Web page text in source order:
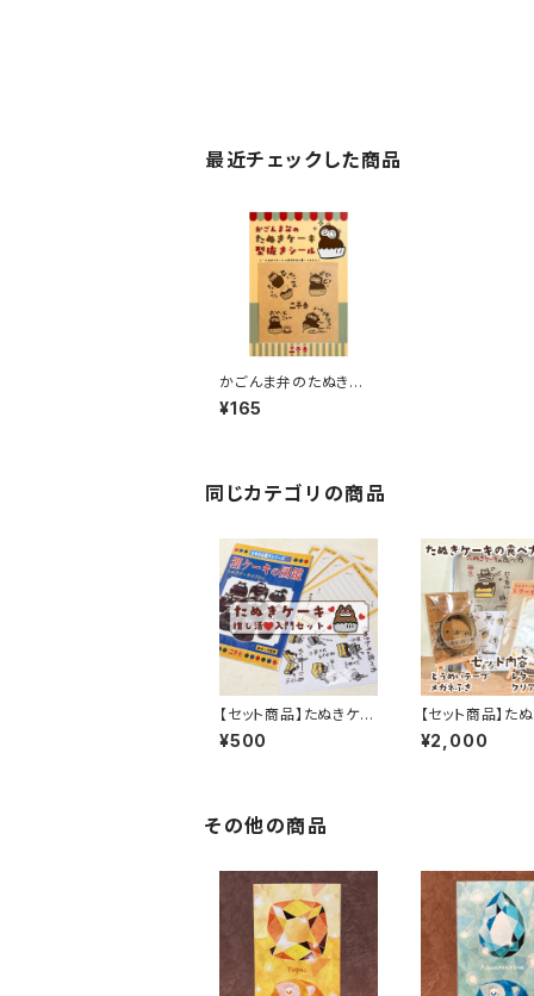
最近チェックした商品
かごんま弁のたぬきケ
ーキのクラフトシール
（４箇所型抜き有り）
¥165
同じカテゴリの商品
【セット商品】たぬきケー
キ推し活入門セット
¥500
【セット商品】た
キ食べ方セット
¥2,000
その他の商品